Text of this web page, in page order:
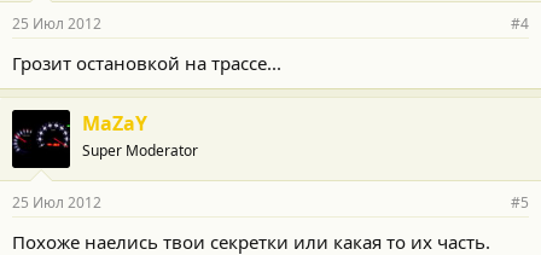
25 Июл 2012 #4
Грозит остановкой на трассе...
MaZaY
Super Moderator
25 Июл 2012 #5
Похоже наелись твои секретки или какая то их часть.